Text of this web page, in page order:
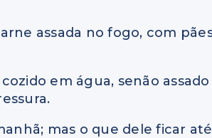
assada no fogo, com
em água, senão
mas o que dele ficar